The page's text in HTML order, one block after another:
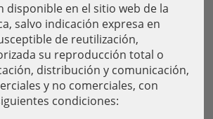
disponible en el sitio web de la
salvo indicación expresa en
de reutilización,
su reproducción total o
distribución y comunicación,
y no comerciales, con
condiciones: